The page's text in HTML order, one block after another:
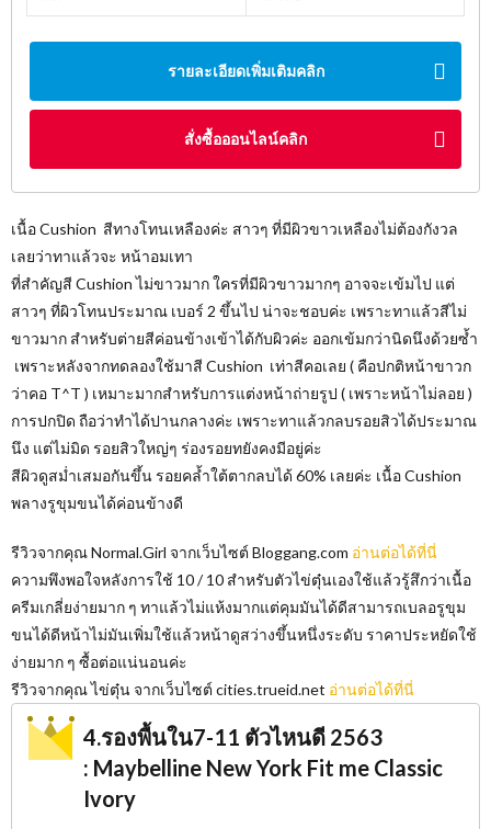
รายละเอียดเพิ่มเติมคลิก
สั่งซื้อออนไลน์คลิก
เนื้อ Cushion สีทางโทนเหลืองค่ะ สาวๆ ที่มีผิวขาวเหลืองไม่ต้องกังวล
เลยว่าทาแล้วจะ หน้าอมเทา
ที่สำคัญสี Cushion ไม่ขาวมาก ใครที่มีผิวขาวมากๆ อาจจะเข้มไป แต่
สาวๆ ที่ผิวโทนประมาณ เบอร์ 2 ขึ้นไป น่าจะชอบค่ะ เพราะทาแล้วสีไม่
ขาวมาก สำหรับต่ายสีค่อนข้างเข้าได้กับผิวค่ะ ออกเข้มกว่านิดนึงด้วยซ้ำ
เพราะหลังจากทดลองใช้มาสี Cushion เท่าสีคอเลย ( คือปกติหน้าขาวก
ว่าคอ T^T ) เหมาะมากสำหรับการแต่งหน้าถ่ายรูป ( เพราะหน้าไม่ลอย )
การปกปิด ถือว่าทำได้ปานกลางค่ะ เพราะทาแล้วกลบรอยสิวได้ประมาณ
นึง แต่ไม่มิด รอยสิวใหญ่ๆ ร่องรอยทยังคงมีอยู่ค่ะ
สีผิวดูสม่ำเสมอกันขึ้น รอยคล้ำใต้ตากลบได้ 60% เลยค่ะ เนื้อ Cushion
พลางรูขุมขนได้ค่อนข้างดี
รีวิวจากคุณ Normal.Girl จากเว็บไซต์​ Bloggang.com อ่านต่อได้ที่นี่
ความพึงพอใจหลังการใช้ 10 / 10 สำหรับตัวไข่ตุ๋นเองใช้แล้วรู้สึกว่าเนื้อ
ครีมเกลี่ยง่ายมาก ๆ ทาแล้วไม่แห้งมากแต่คุมมันได้ดีสามารถเบลอรูขุม
ขนได้ดีหน้าไม่มันเพิ่มใช้แล้วหน้าดูสว่างขึ้นหนึ่งระดับ ราคาประหยัดใช้
ง่ายมาก ๆ ซื้อต่อแน่นอนค่ะ
รีวิวจากคุณ ไข่ตุ๋น จากเว็บไซต์​ cities.trueid.net อ่านต่อได้ที่นี่
4.รองพื้นใน7-11 ตัวไหนดี 2563
: Maybelline New York Fit me Classic
Ivory